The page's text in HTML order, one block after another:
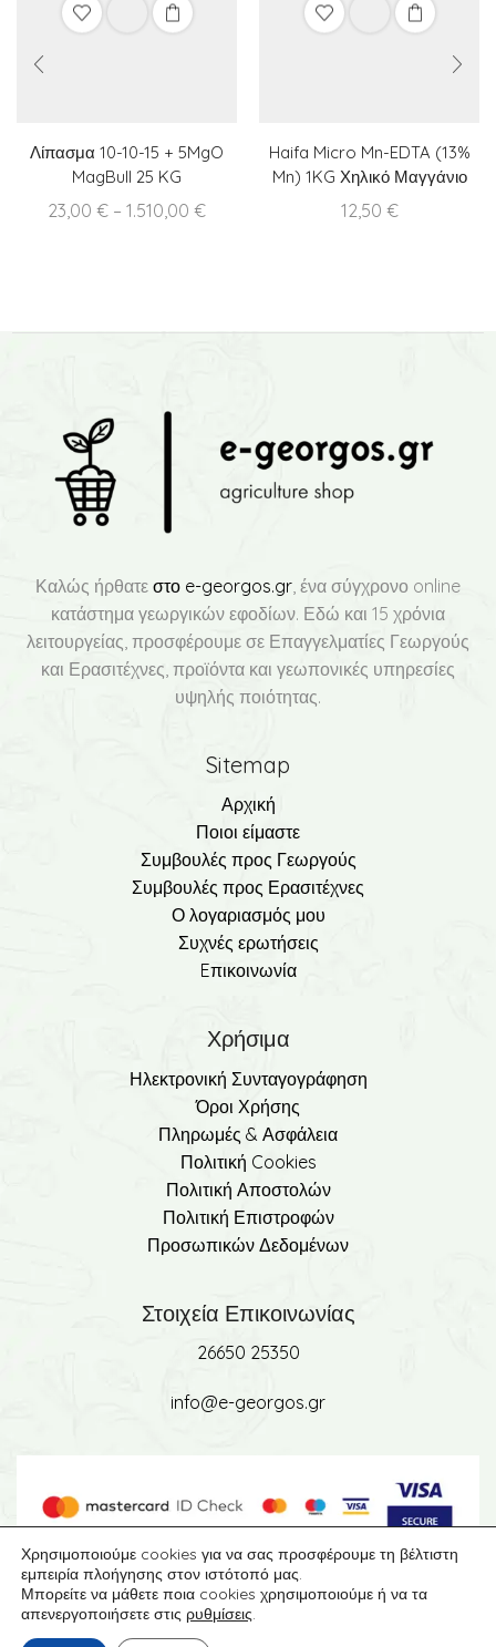
Λίπασμα 10-10-15 + 5MgO
MagBull 25 KG
23,00 € – 1.510,00 €Price
Haifa Micro Mn-EDTA (13%
Mn) 1KG Χηλικό Μαγγάνιο
12,50 €
Καλώς ήρθατε στο e-georgos.gr, ένα σύγχρονο online
κατάστημα γεωργικών εφοδίων. Εδώ και 15 χρόνια
λειτουργείας, προσφέρουμε σε Επαγγελματίες Γεωργούς
και Ερασιτέχνες, προϊόντα και γεωπονικές υπηρεσίες
υψηλής ποιότητας.
Sitemap
Αρχική
Ποιοι είμαστε
Συμβουλές προς Γεωργούς
Συμβουλές προς Ερασιτέχνες
Ο λογαριασμός μου
Συχνές ερωτήσεις
Eπικοινωνία
Χρήσιμα
Ηλεκτρονική Συνταγογράφηση
Όροι Χρήσης
Πληρωμές & Ασφάλεια
Πολιτική Cookies
Πολιτική Αποστολών
Πολιτική Επιστροφών
Προσωπικών Δεδομένων
Στοιχεία Επικοινωνίας
26650 25350
info@e-georgos.gr
©2024 Made with ❤️ by DonDigital .gr. PREMIUM E-
Χρησιμοποιούμε cookies για να σας προσφέρουμε τη βέλτιστη
εμπειρία πλοήγησης στον ιστότοπό μας.
Μπορείτε να μάθετε ποια cookies χρησιμοποιούμε ή να τα
απενεργοποιήσετε στις ρυθμίσεις.